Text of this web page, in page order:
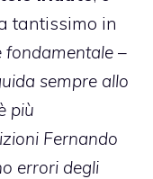
tantissimo in
fondamentale –
sempre allo
più
Fernando
errori degli